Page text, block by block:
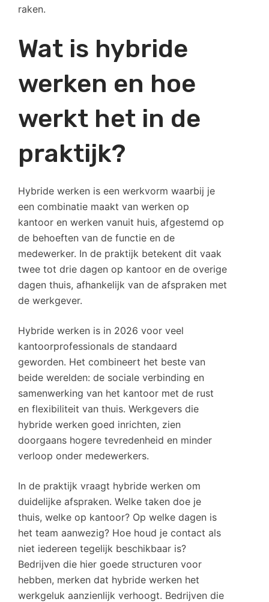
raken.
Wat is hybride
werken en hoe
werkt het in de
praktijk?
Hybride werken is een werkvorm waarbij je
een combinatie maakt van werken op
kantoor en werken vanuit huis, afgestemd op
de behoeften van de functie en de
medewerker. In de praktijk betekent dit vaak
twee tot drie dagen op kantoor en de overige
dagen thuis, afhankelijk van de afspraken met
de werkgever.
Hybride werken is in 2026 voor veel
kantoorprofessionals de standaard
geworden. Het combineert het beste van
beide werelden: de sociale verbinding en
samenwerking van het kantoor met de rust
en flexibiliteit van thuis. Werkgevers die
hybride werken goed inrichten, zien
doorgaans hogere tevredenheid en minder
verloop onder medewerkers.
In de praktijk vraagt hybride werken om
duidelijke afspraken. Welke taken doe je
thuis, welke op kantoor? Op welke dagen is
het team aanwezig? Hoe houd je contact als
niet iedereen tegelijk beschikbaar is?
Bedrijven die hier goede structuren voor
hebben, merken dat hybride werken het
werkgeluk aanzienlijk verhoogt. Bedrijven die